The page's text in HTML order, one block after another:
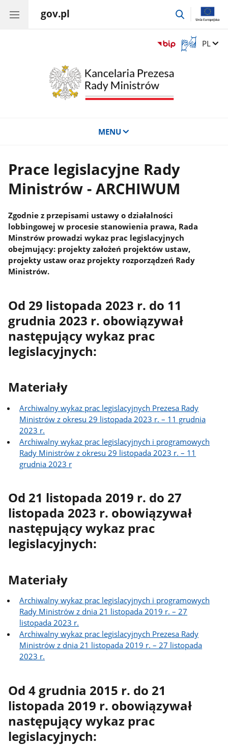
gov.pl
przejdź
Otwórz
okno
Zmień
PL
MENU
Prace legislacyjne Rady
Ministrów - ARCHIWUM
Zgodnie z przepisami ustawy o działalności
lobbingowej w procesie stanowienia prawa, Rada
Minstrów prowadzi wykaz prac legislacyjnych
obejmujący: projekty założeń projektów ustaw,
projekty ustaw oraz projekty rozporządzeń Rady
Ministrów.
Od 29 listopada 2023 r. do 11
grudnia 2023 r. obowiązywał
następujący wykaz prac
legislacyjnych:
Materiały
Archiwalny wykaz prac legislacyjnych Prezesa Rady
Ministrów z okresu 29 listopada 2023 r. – 11 grudnia
2023 r.
Archiwalny wykaz prac legislacyjnych i programowych
Rady Ministrów z okresu 29 listopada 2023 r. – 11
grudnia 2023 r
Od 21 listopada 2019 r. do 27
listopada 2023 r. obowiązywał
następujący wykaz prac
legislacyjnych:
Materiały
Archiwalny wykaz prac legislacyjnych i programowych
Rady Ministrów z dnia 21 listopada 2019 r. – 27
listopada 2023 r.
Archiwalny wykaz prac legislacyjnych Prezesa Rady
Ministrów z dnia 21 listopada 2019 r. – 27 listopada
2023 r.
Od 4 grudnia 2015 r. do 21
listopada 2019 r. obowiązywał
następujący wykaz prac
legislacyjnych: